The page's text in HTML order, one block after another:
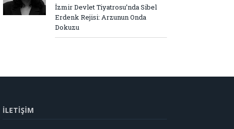
İzmir Devlet Tiyatrosu’nda Sibel
Erdenk Rejisi: Arzunun Onda
Dokuzu
İLETİŞİM